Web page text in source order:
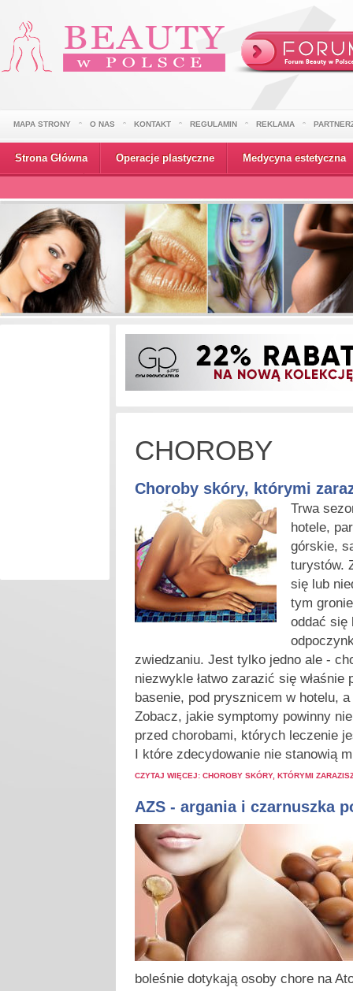
MAPA STRONY O NAS KONTAKT REGULAMIN REKLAMA
Strona Główna Operacje plastyczne Medycyna estetyczna
CHOROBY
Choroby skóry, którymi
Trwa
hotele,
górskie,
turystów.
się lub
tym
oddać się
zwiedzaniu. Jest tylko jedno ale -
niezwykle łatwo zarazić się właśnie
basenie, pod prysznicem w hotelu,
Zobacz, jakie symptomy powinny
przed chorobami, których leczenie
I które zdecydowanie nie stanowią
CZYTAJ WIĘCEJ: CHOROBY SKÓRY, KTÓRYMI
AZS - argania i czarnuszka
boleśnie dotykają osoby chore na